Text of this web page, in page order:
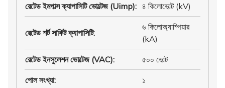
রেটেড ইমপাল্স ক্যাপাসিটি ভোল্টেজ (Uimp): ৪ কিলোভোল্ট (kV)
রেটেড শর্ট সার্কিট ক্যাপাসিটি:
৬ কিলোঅ্যাম্পিয়ার
(kA)
রেটেড ইনসুলেশন ভোল্টেজ (VAC): ৫০০ ভোল্ট
পোল সংখ্যা: ১